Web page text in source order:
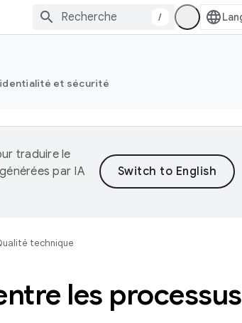
/
et sécurité
traduire le
par IA
technique
les processus